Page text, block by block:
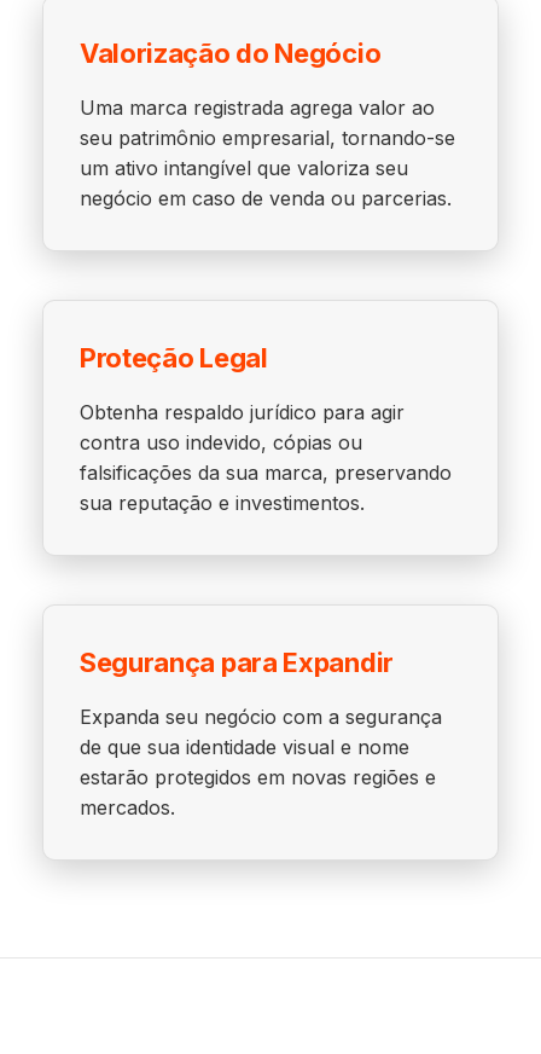
Valorização do Negócio
Uma marca registrada agrega valor ao
seu patrimônio empresarial, tornando-se
um ativo intangível que valoriza seu
negócio em caso de venda ou parcerias.
Proteção Legal
Obtenha respaldo jurídico para agir
contra uso indevido, cópias ou
falsificações da sua marca, preservando
sua reputação e investimentos.
Segurança para Expandir
Expanda seu negócio com a segurança
de que sua identidade visual e nome
estarão protegidos em novas regiões e
mercados.